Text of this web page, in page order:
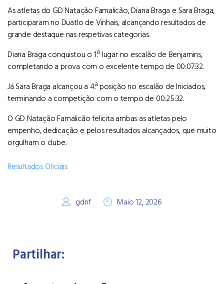
As atletas do GD Natação Famalicão, Diana Braga e Sara Braga,
participaram no Duatlo de Vinhais, alcançando resultados de
grande destaque nas respetivas categorias.
Diana Braga conquistou o 1.º lugar no escalão de Benjamins,
completando a prova com o excelente tempo de 00:07:32.
Já Sara Braga alcançou a 4.ª posição no escalão de Iniciados,
terminando a competição com o tempo de 00:25:32.
O GD Natação Famalicão felicita ambas as atletas pelo
empenho, dedicação e pelos resultados alcançados, que muito
orgulham o clube.
Resultados Oficiais
gdnf Maio 12, 2026
Partilhar: